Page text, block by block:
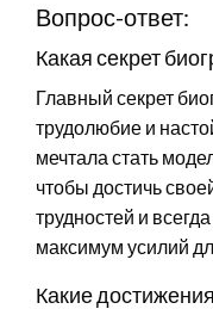
Вопрос-ответ:
Какая секрет
Главный секрет
трудолюбие и
мечтала стать
чтобы достичь
трудностей и
максимум усилий
Какие